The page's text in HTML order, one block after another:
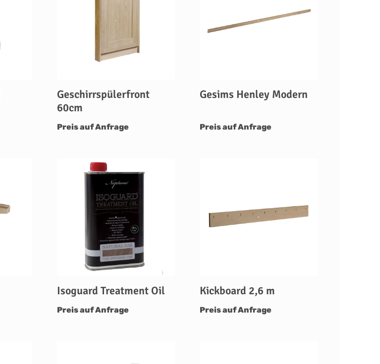
Geschirrspülerfront
60cm
Preis auf Anfrage
Gesims Henley Modern
Preis auf Anfrage
Isoguard Treatment Oil
Preis auf Anfrage
Kickboard 2,6 m
Preis auf Anfrage